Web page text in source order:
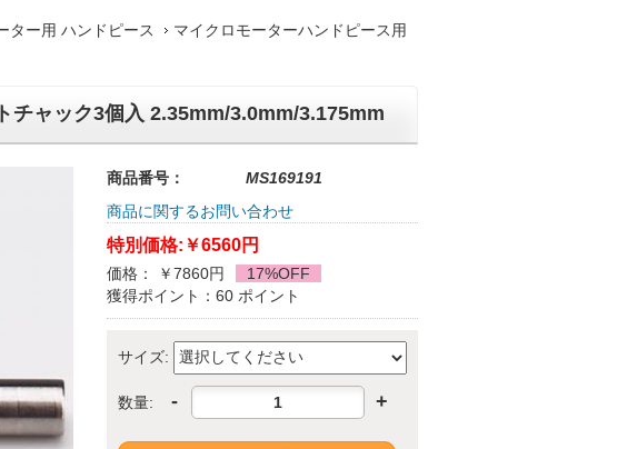
ター用 ハンドピース
マイクロモーターハンドピース用
チャック3個入 2.35mm/3.0mm/3.175mm
商品番号：
MS169191
商品に関するお問い合わせ
特別価格: ￥6560円
価格： ￥7860円
17%OFF
獲得ポイント：60 ポイント
サイズ:
数量: - +